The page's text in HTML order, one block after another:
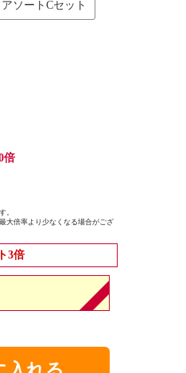
アソートCセット
倍
。
大倍率より少なくなる場合がござ
3倍